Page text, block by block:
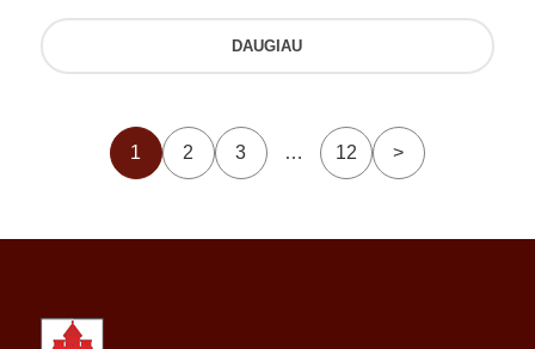
DAUGIAU
1 2 3 … 12 >